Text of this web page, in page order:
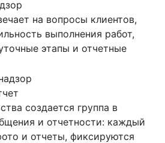
на вопросы клиентов,
выполнения работ,
этапы и отчетные
создается группа в
и отчетности: каждый
и отчеты, фиксируются